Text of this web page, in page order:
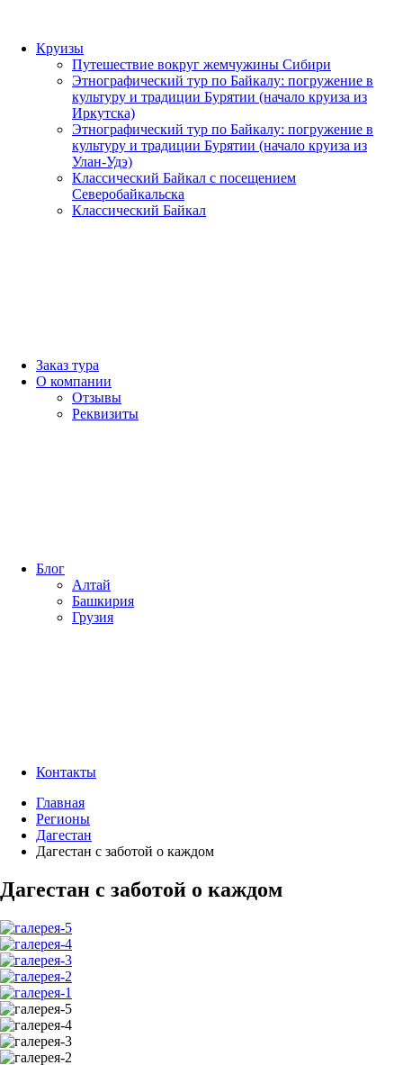
Круизы
Путешествие вокруг жемчужины Сибири
Этнографический тур по Байкалу: погружение в
культуру и традиции Бурятии (начало круиза из
Иркутска)
Этнографический тур по Байкалу: погружение в
культуру и традиции Бурятии (начало круиза из
Улан-Удэ)
Классический Байкал с посещением
Северобайкальска
Классический Байкал
Заказ тура
О компании
Отзывы
Реквизиты
Блог
Алтай
Башкирия
Грузия
Контакты
Главная
Регионы
Дагестан
Дагестан с заботой о каждом
Дагестан с заботой о каждом